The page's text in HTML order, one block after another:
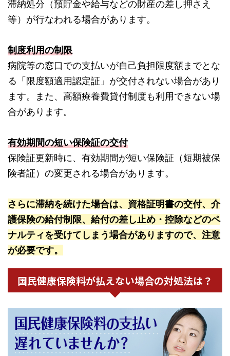
滞納処分（預貯金や給与などの財産の差し押さえ
等）が行なわれる場合があります。
制度利用の制限
病院等の窓口での支払いが自己負担限度額までとな
る「限度額適用認定証」が交付されない場合があり
ます。また、高額療養費貸付制度も利用できない場
合があります。
有効期間の短い保険証の交付
保険証更新時に、有効期間が短い保険証（短期被保
険者証）の変更される場合があります。
さらに滞納を続けた場合は、資格証明書の交付、介
護保険の給付制限、給付の差し止め・控除などのペ
ナルティを受けてしまう場合がありますので、注意
が必要です。
国民健康保険料が払えない場合の対処法は？